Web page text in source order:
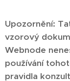
Upozornění:
vzorový
Webnode
používání
pravidla